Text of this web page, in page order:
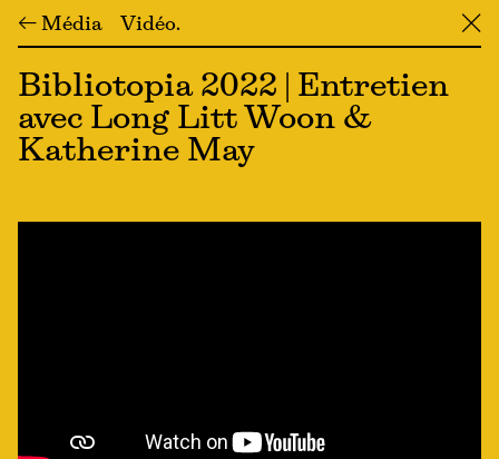
← Média Vidéo ╳
Bibliotopia 2022 | Entretien
avec Long Litt Woon &
Katherine May